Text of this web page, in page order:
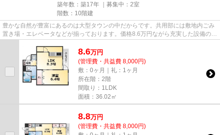
築年数：築17年 ｜募集中： 2室
階数：10階建
豊かな自然が豊富にあるのは大型タウンの中だからです。共用部には敷地内ごみ
置き場・エレベータなどが揃っております。価格8.6万円ながら充実した設備のこ
8.6万円
(管理費・共益費 8,000円)
敷：0ヶ月｜礼：1ヶ月
所在階：2階
間取り：1LDK
面積：36.02㎡
8.8万円
(管理費・共益費 8,000円)